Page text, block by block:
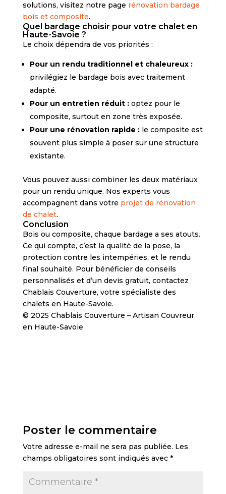
solutions, visitez notre page rénovation bardage
bois et composite.
Quel bardage choisir pour votre chalet en
Haute-Savoie ?
Le choix dépendra de vos priorités :
Pour un rendu traditionnel et chaleureux :
privilégiez le bardage bois avec traitement
adapté.
Pour un entretien réduit :optez pour le
composite, surtout en zone très exposée.
Pour une rénovation rapide :le composite est
souvent plus simple à poser sur une structure
existante.
Vous pouvez aussi combiner les deux matériaux
pour un rendu unique. Nos experts vous
accompagnent dans votre projet de rénovation
de chalet.
Conclusion
Bois ou composite, chaque bardage a ses atouts.
Ce qui compte, c’est la qualité de la pose, la
protection contre les intempéries, et le rendu
final souhaité. Pour bénéficier de conseils
personnalisés et d’un devis gratuit, contactez
Chablais Couverture, votre spécialiste des
chalets en Haute-Savoie.
© 2025 Chablais Couverture – Artisan Couvreur
en Haute-Savoie
Poster le commentaire
Votre adresse e-mail ne sera pas publiée. Les
champs obligatoires sont indiqués avec *